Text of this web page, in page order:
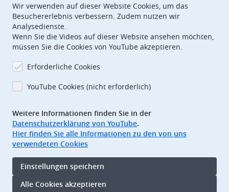
EuropeanPatentOffice
EPO Procurement
TheEPO
Footer
Impressum
Nutzungsbedingungen
Datenschutz
Wir verwenden auf dieser Website Cookies, um das
Besuchererlebnis verbessern. Zudem nutzen wir
Analysedienste.
Wenn Sie die Videos auf dieser Website ansehen möchten,
müssen Sie die Cookies von YouTube akzeptieren.
Erforderliche Cookies
YouTube Cookies (nicht erforderlich)
Weitere Informationen finden Sie in der
Datenschutzerklärung von YouTube.
Hier finden Sie alle Informationen zu den von uns
verwendeten Cookies
Einstellungen speichern
Alle Cookies akzeptieren